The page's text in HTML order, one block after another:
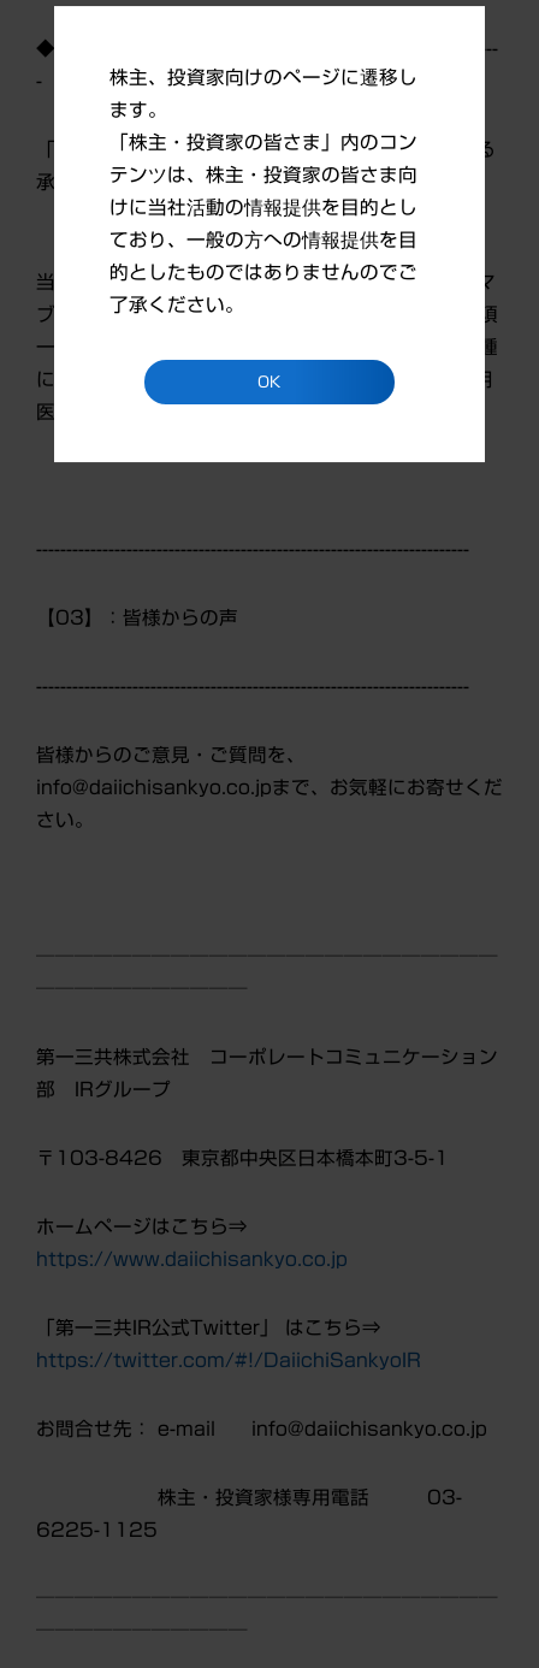
◆8月29日（木）発表 -------------------------------------------
-
「ランマーク皮下注120mg」の骨巨細胞腫に関する
承認申請について
当社はランマーク皮下注120mg（一般名：デノスマ
ブ（遺伝子組換え））の骨巨細胞腫に関する承認事項
一部変更承認申請を行いました。本剤は、骨巨細胞腫
に関して、2013年6月に厚生労働省より希少疾病用
医薬品の指定を受けております。
------------------------------------------------------------------------
【03】：皆様からの声
------------------------------------------------------------------------
皆様からのご意見・ご質問を、
info@daiichisankyo.co.jpまで、お気軽にお寄せくだ
さい。
────────────────────────
───────────
第一三共株式会社 コーポレートコミュニケーション
部 IRグループ
〒103-8426 東京都中央区日本橋本町3-5-1
ホームページはこちら⇒
https://www.daiichisankyo.co.jp
「第一三共IR公式Twitter」 はこちら⇒
https://twitter.com/#!/DaiichiSankyoIR
お問合せ先： e-mail info@daiichisankyo.co.jp
株主・投資家様専用電話 03-
6225-1125
────────────────────────
───────────
株主、投資家向けのページに遷移し
ます。
「株主・投資家の皆さま」内のコン
テンツは、株主・投資家の皆さま向
けに当社活動の情報提供を目的とし
ており、一般の方への情報提供を目
的としたものではありませんのでご
了承ください。
OK